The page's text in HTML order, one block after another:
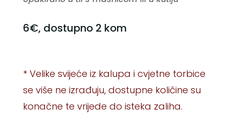
6€, dostupno 2 kom
* Velike svijeće iz kalupa i cvjetne torbice
se više ne izrađuju, dostupne količine su
konačne te vrijede do isteka zaliha.